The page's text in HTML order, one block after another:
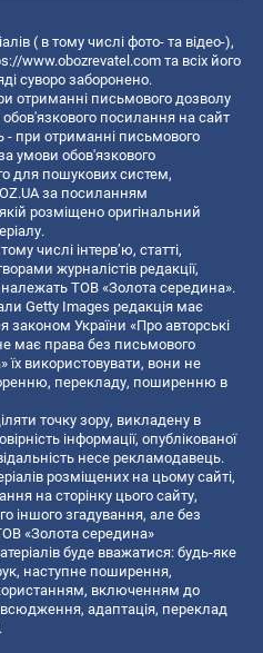
( в тому числі фото- та відео-),
www.obozrevatel.com та всіх його
суворо заборонено.
отриманні письмового дозволу
посилання на сайт
- при отриманні письмового
умови обов'язкового
для пошукових систем,
за посиланням
розміщено оригінальний
числі інтерв’ю, статті,
журналістів редакції,
ТОВ «Золота середина».
Getty Images редакція має
законом України «Про авторські
має права без письмового
використовувати, вони не
перекладу, поширенню в
точку зору, викладену в
інформації, опублікованої
несе рекламодавець.
розміщених на цьому сайті,
на сторінку цього сайту,
іншого згадування, але без
«Золота середина»
буде вважатися: будь-яке
наступне поширення,
включенням до
адаптація, переклад